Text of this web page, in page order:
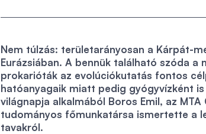
Nem túlzás: területarányosan a Kárpát-
Eurázsiában. A bennük található szóda
prokarióták az evolúciókutatás fontos
hatóanyagaik miatt pedig gyógyvízként
világnapja alkalmából Boros Emil, az
tudományos főmunkatársa ismertette a
tavakról.